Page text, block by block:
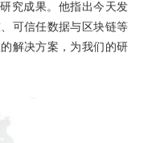
究成果。他指出今天发
可信任数据与区块链等
解决方案，为我们的研